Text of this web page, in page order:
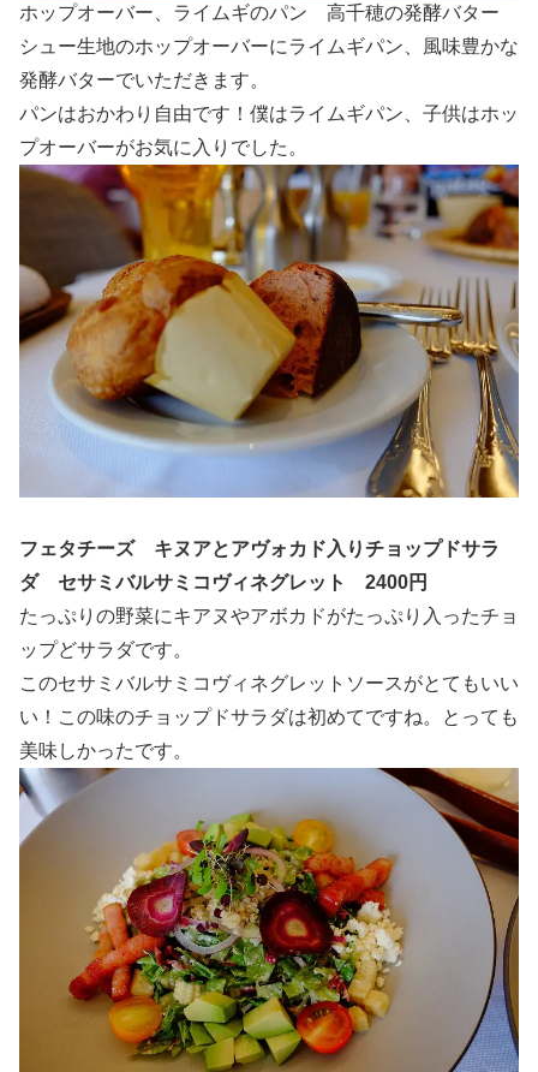
ホップオーバー、ライムギのパン 高千穂の発酵バター
シュー生地のホップオーバーにライムギパン、風味豊かな
発酵バターでいただきます。
パンはおかわり自由です！僕はライムギパン、子供はホッ
プオーバーがお気に入りでした。
フェタチーズ キヌアとアヴォカド入りチョップドサラ
ダ セサミバルサミコヴィネグレット 2400円
たっぷりの野菜にキアヌやアボカドがたっぷり入ったチョ
ップどサラダです。
このセサミバルサミコヴィネグレットソースがとてもいい
い！この味のチョップドサラダは初めてですね。とっても
美味しかったです。